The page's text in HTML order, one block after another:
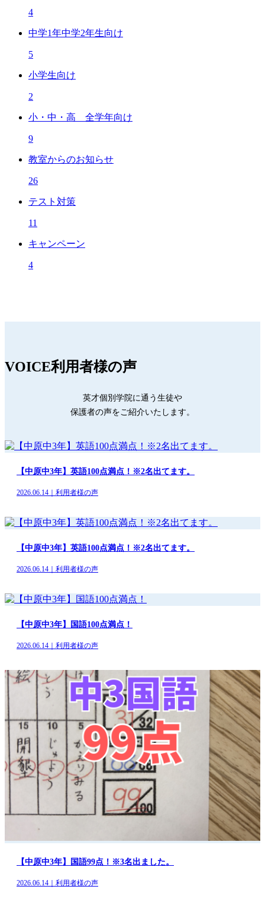
4
中学1年中学2年生向け
5
小学生向け
2
小・中・高 全学年向け
9
教室からのお知らせ
26
テスト対策
11
キャンペーン
4
VOICE利用者様の声
英才個別学院に通う生徒や
保護者の声をご紹介いたします。
【中原中3年】英語100点満点！※2名出てます。
2026.06.14｜利用者様の声
【中原中3年】英語100点満点！※2名出てます。
2026.06.14｜利用者様の声
【中原中3年】国語100点満点！
2026.06.14｜利用者様の声
【中原中3年】国語99点！※3名出ました。
2026.06.14｜利用者様の声